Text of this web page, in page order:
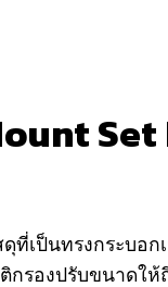
Set
ที่เป็นทรงกระบ
รองปรับขนาดใ